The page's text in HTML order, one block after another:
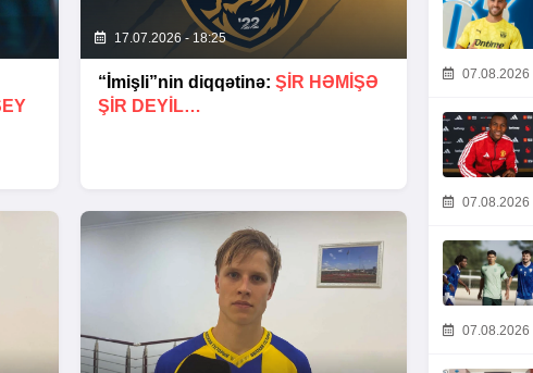
17.07.2026 - 18:25
“İmişli”nin diqqətinə: ŞIR HƏMIŞƏ
ŞIR DEYIL…
07.08.2026
07.08.2026
07.08.2026